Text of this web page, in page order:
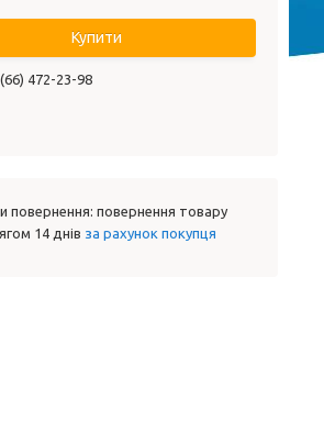
Купити
472-23-98
повернення товару
14 днів за рахунок покупця